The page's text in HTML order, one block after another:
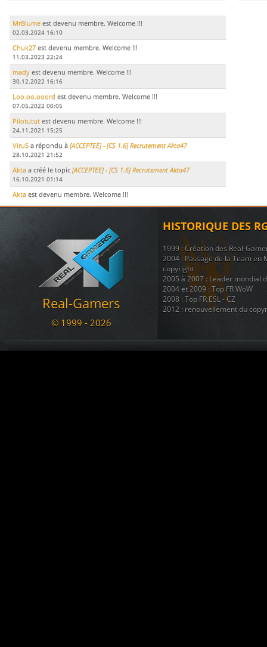
MrBlume est devenu membre. Welcome !!!
02.03.2024 16:10
Chuk27 est devenu membre. Welcome !!!
11.03.2023 22:24
mady est devenu membre. Welcome !!!
30.12.2022 16:16
Loo.oo.ooord est devenu membre. Welcome !!!
07.05.2022 00:05
Pilotutut est devenu membre. Welcome !!!
24.11.2021 15:25
ViruS a répondu à [ACCEPTEE] - [CS 1.6] Recrutement Akta47
28.10.2021 21:52
Akta a créé le topic [ACCEPTEE] - [CS 1.6] Recrutement Akta47
16.10.2021 01:14
Akta est devenu membre. Welcome !!!
Le Marsouina créé le topicban
17.11.2020 21:51
a créé le topic BAN
05.11.2020 17:07
[RG - LOL] vs. NyanTrain
02.11.2020 12:56
02.11.2020 12:43
KADOZERRest devenu membre. Welcome !!!
30.08.2020 12:38
Real-Gamers
© 1999 - 2026
HISTORIQUE DES
1999 : Création des Real-
2004 : Passage de la Team
copyright
2005 à 2007 : Leader mondial
2004 et 2009 : Top FR WoW
2008 : Top FR ESL - CZ
2012 : renouvellement du
regroupant 8 autres sites (
ainsi que + d'une douzaine de